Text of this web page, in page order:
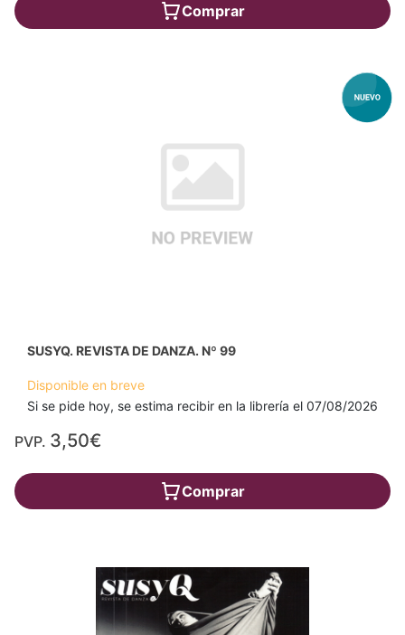
Comprar
SUSYQ. REVISTA DE DANZA. Nº 99
Disponible en breve
Si se pide hoy, se estima recibir en la librería el 07/08/2026
PVP. 3,50€
Comprar